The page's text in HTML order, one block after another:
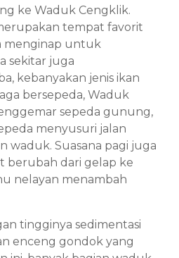
ke Waduk Cengklik.
tempat favorit
menginap untuk
sekitar juga
kebanyakan jenis ikan
bersepeda, Waduk
sepeda gunung,
menyusuri jalan
waduk. Suasana pagi juga
berubah dari gelap ke
nelayan menambah
tingginya sedimentasi
enceng gondok yang